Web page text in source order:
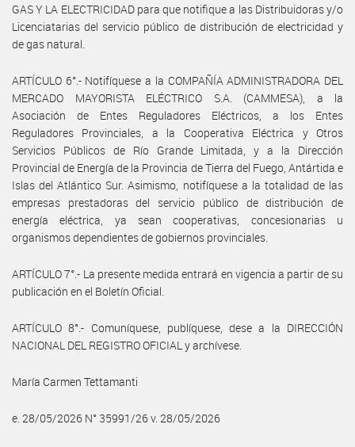
GAS Y LA ELECTRICIDAD para que notifique a las Distribuidoras y/o
Licenciatarias del servicio público de distribución de electricidad y
de gas natural.
ARTÍCULO 6°.- Notifíquese a la COMPAÑÍA ADMINISTRADORA DEL
MERCADO MAYORISTA ELÉCTRICO S.A. (CAMMESA), a la
Asociación de Entes Reguladores Eléctricos, a los Entes
Reguladores Provinciales, a la Cooperativa Eléctrica y Otros
Servicios Públicos de Río Grande Limitada, y a la Dirección
Provincial de Energía de la Provincia de Tierra del Fuego, Antártida e
Islas del Atlántico Sur. Asimismo, notifíquese a la totalidad de las
empresas prestadoras del servicio público de distribución de
energía eléctrica, ya sean cooperativas, concesionarias u
organismos dependientes de gobiernos provinciales.
ARTÍCULO 7°.- La presente medida entrará en vigencia a partir de su
publicación en el Boletín Oficial.
ARTÍCULO 8°.- Comuníquese, publíquese, dese a la DIRECCIÓN
NACIONAL DEL REGISTRO OFICIAL y archívese.
María Carmen Tettamanti
e. 28/05/2026 N° 35991/26 v. 28/05/2026